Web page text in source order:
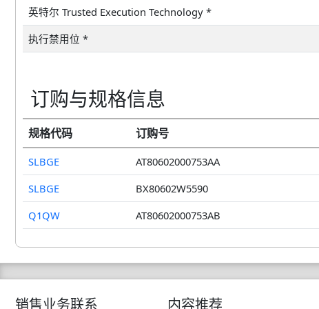
英特尔 Trusted Execution Technology *
执行禁用位 *
订购与规格信息
规格代码 订购号
SLBGE AT80602000753AA
SLBGE
BX80602W5590
Q1QW
AT80602000753AB
销售业务联系 内容推荐